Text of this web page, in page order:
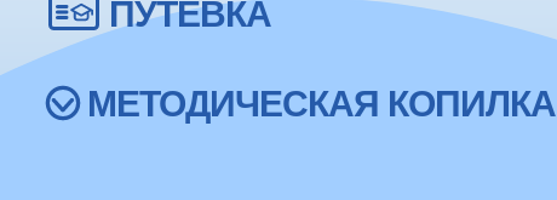
ПУТЁВКА
МЕТОДИЧЕСКАЯ КОПИЛКА